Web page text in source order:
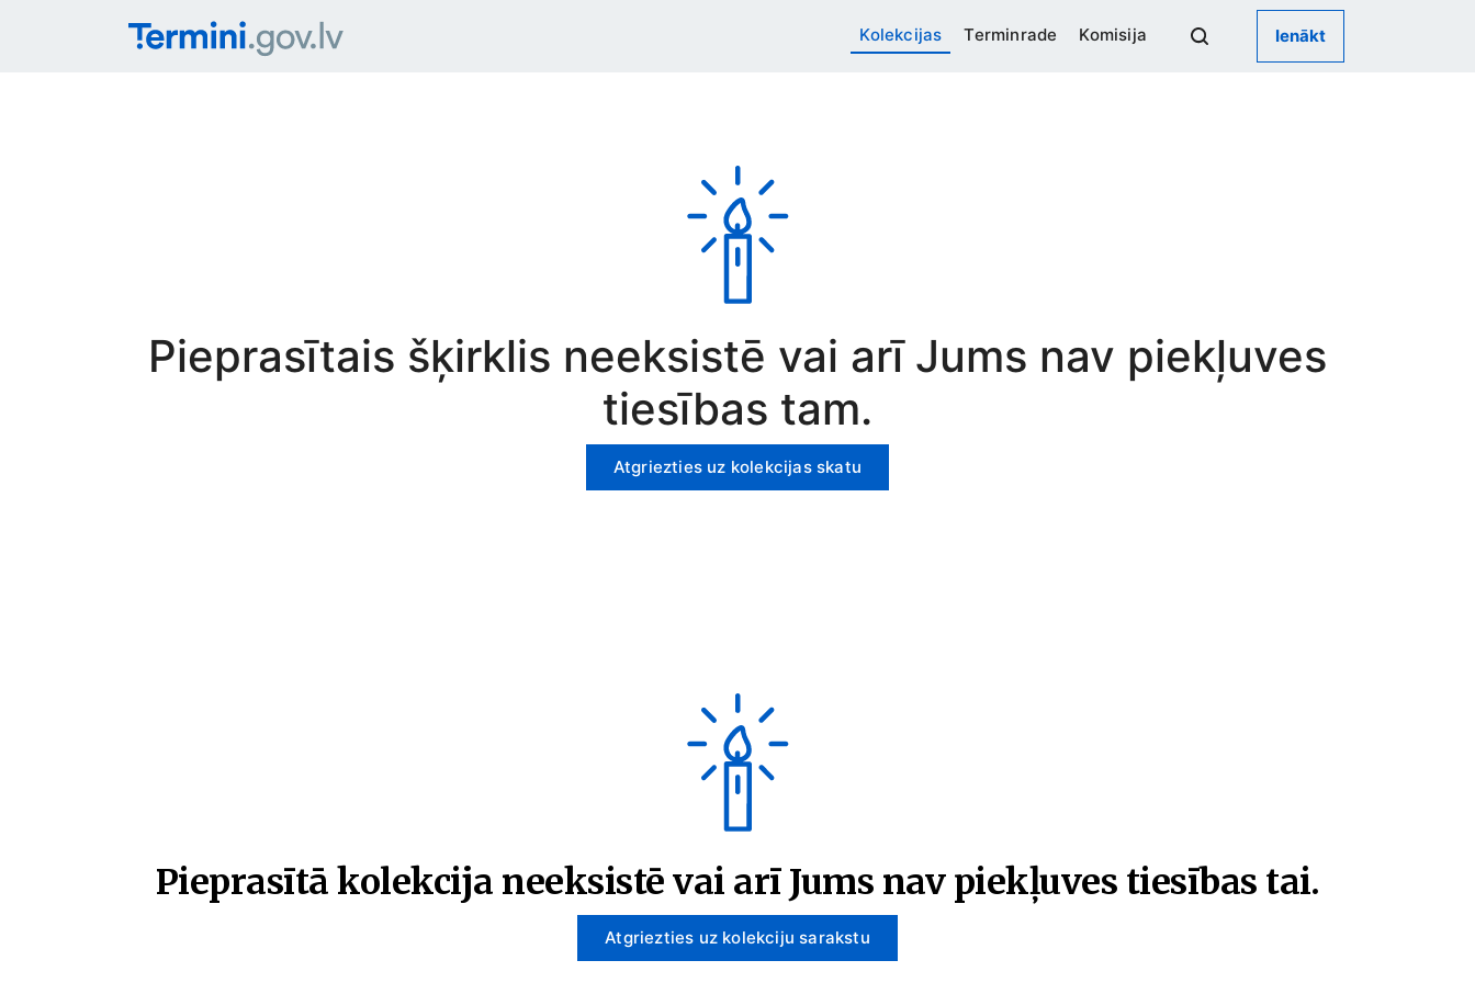
Kolekcijas Terminrade Komisija Ienākt
Pieprasītais šķirklis neeksistē vai arī Jums nav piekļuves
tiesības tam.
Atgriezties uz kolekcijas skatu
Pieprasītā kolekcija neeksistē vai arī Jums nav piekļuves tiesības tai.
Atgriezties uz kolekciju sarakstu